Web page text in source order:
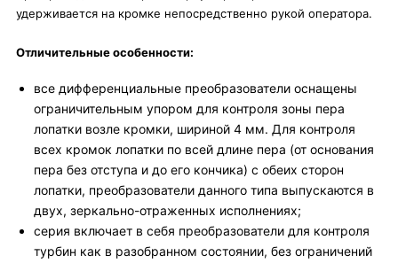
удерживается на кромке непосредственно рукой оператора.
Отличительные особенности:
все дифференциальные преобразователи оснащены
ограничительным упором для контроля зоны пера
лопатки возле кромки, шириной 4 мм. Для контроля
всех кромок лопатки по всей длине пера (от основания
пера без отступа и до его кончика) с обеих сторон
лопатки, преобразователи данного типа выпускаются в
двух, зеркально-отраженных исполнениях;
серия включает в себя преобразователи для контроля
турбин как в разобранном состоянии, без ограничений